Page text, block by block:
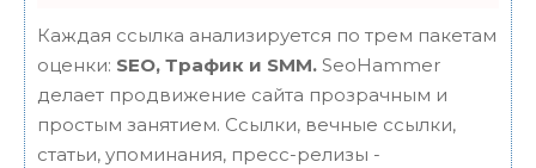
Каждая ссылка анализируется по трем пакетам
оценки: SEO, Трафик и SMM. SeoHammer
делает продвижение сайта прозрачным и
простым занятием. Ссылки, вечные ссылки,
статьи, упоминания, пресс-релизы -